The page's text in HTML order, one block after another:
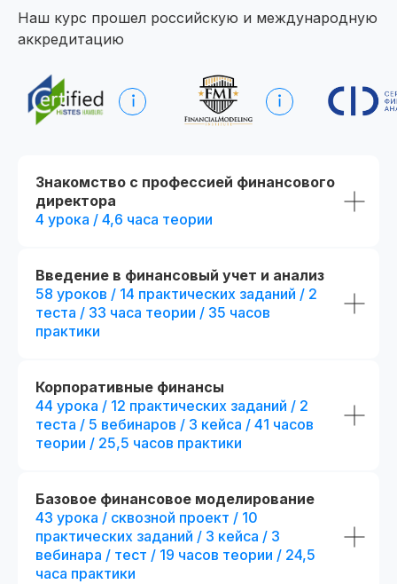
Наш курс прошел российскую и международную
аккредитацию
Знакомство с профессией финансового
директора
4 урока / 4,6 часа теории
Введение в финансовый учет и анализ
58 уроков / 14 практических заданий / 2
теста / 33 часа теории / 35 часов
практики
Корпоративные финансы
44 урока / 12 практических заданий / 2
теста / 5 вебинаров / 3 кейса / 41 часов
теории / 25,5 часов практики
Базовое финансовое моделирование
43 урока / сквозной проект / 10
практических заданий / 3 кейса / 3
вебинара / тест / 19 часов теории / 24,5
часа практики
Попробовать 48 часов бесплатно
сегодня
Получите полную программу курса
погрузиться в обучение и принять
обоснованное решение без лишних
сомнений